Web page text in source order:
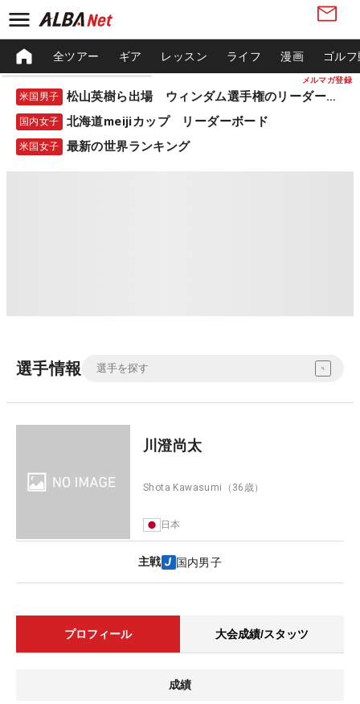
メルマガ登録
全ツアー ギア レッスン ライフ 漫画 ゴル
米国男子 松山英樹ら出場 ウィンダム選手権のリーダーボード
国内女子 北海道meijiカップ リーダーボード
米国女子 最新の世界ランキング
選手情報
川澄尚太
Shota Kawasumi （36歳）
日本
主戦 国内男子
プロフィール 大会成績/スタッツ
成績